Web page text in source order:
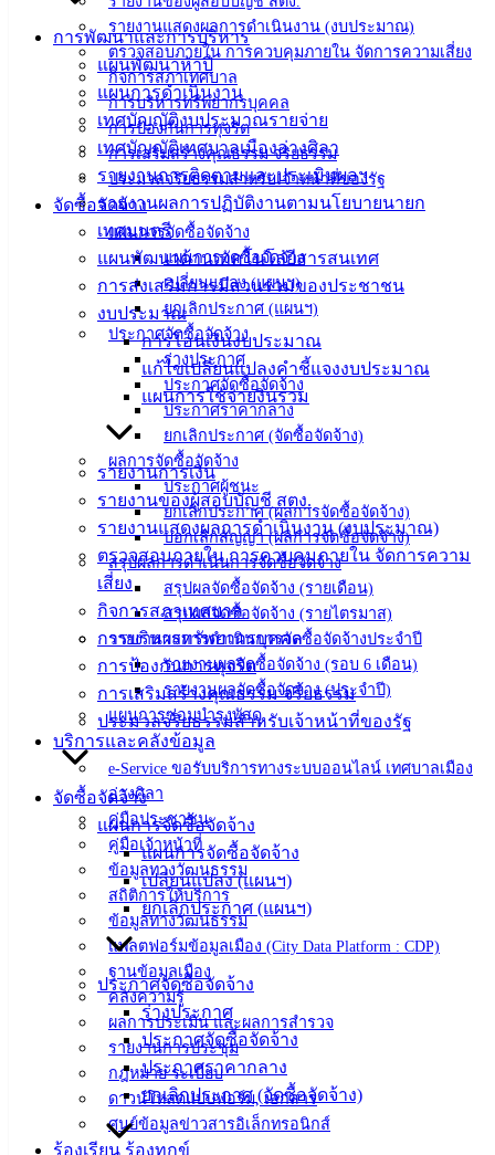
รายงานแสดงผลการดำเนินงาน (งบประมาณ)
ตรวจสอบภายใน การควบคุมภายใน จัดการความเสี่ยง
กิจการสภาเทศบาล
การบริหารทรัพยากรบุคคล
การป้องกันการทุจริต
การเสริมสร้างคุณธรรม จริยธรรม
ประมวลจริยธรรมสำหรับเจ้าหน้าที่ของรัฐ
จัดซื้อจัดจ้าง
แผนการจัดซื้อจัดจ้าง
แผนการจัดซื้อจัดจ้าง
เปลี่ยนแปลง (แผนฯ)
ยกเลิกประกาศ (แผนฯ)
ประกาศจัดซื้อจัดจ้าง
ร่างประกาศ
ประกาศจัดซื้อจัดจ้าง
ประกาศราคากลาง
ยกเลิกประกาศ (จัดซื้อจัดจ้าง)
ผลการจัดซื้อจัดจ้าง
ประกาศผู้ชนะ
ยกเลิกประกาศ (ผลการจัดซื้อจัดจ้าง)
บอกเลิกสัญญา (ผลการจัดซื้อจัดจ้าง)
สรุปผลการดำเนินการจัดซื้อจัดจ้าง
สรุปผลจัดซื้อจัดจ้าง (รายเดือน)
สรุปผลจัดซื้อจัดจ้าง (รายไตรมาส)
รายงานผลการดำเนินการจัดซื้อจัดจ้างประจำปี
รายงานผลจัดซื้อจัดจ้าง (รอบ 6 เดือน)
รายงานผลจัดซื้อจัดจ้าง (ประจำปี)
แผนการซ่อมบำรุงพัสดุ
บริการและคลังข้อมูล
e-Service ขอรับบริการทางระบบออนไลน์ เทศบาลเมือง
อ่างศิลา
คู่มือประชาชน
คู่มือเจ้าหน้าที่
ข้อมูลทางวัฒนธรรม
สถิติการให้บริการ
ข้อมูลทางวัฒนธรรม
แพลตฟอร์มข้อมูลเมือง (City Data Platform : CDP)
ฐานข้อมูลเมือง
คลังความรู้
ผลการประเมิน และผลการสำรวจ
รายงานการประชุม
กฎหมาย ระเบียบ
ดาวน์โหลดแบบฟอร์ม, เอกสาร
ศูนย์ข้อมูลข่าวสารอิเล็กทรอนิกส์
ร้องเรียน ร้องทุกข์
การพัฒนาและการบริหาร
แผนพัฒนาห้าปี
แผนการดำเนินงาน
เทศบัญญัติงบประมาณรายจ่าย
เทศบัญญัติเทศบาลเมืองอ่างศิลา
รายงานการติดตามและประเมินผลฯ
รายงานผลการปฏิบัติงานตามนโยบายนายก
เทศมนตรี
แผนพัฒนาด้านเทคโนโลยีสารสนเทศ
การส่งเสริมการมีส่วนร่วมของประชาชน
งบประมาณ
การโอนเงินงบประมาณ
แก้ไขเปลี่ยนแปลงคำชี้แจงงบประมาณ
แผนการใช้จ่ายงินรวม
รายงานการเงิน
รายงานของผู้สอบบัญชี สตง.
รายงานแสดงผลการดำเนินงาน (งบประมาณ)
ตรวจสอบภายใน การควบคุมภายใน จัดการความ
เสี่ยง
กิจการสภาเทศบาล
การบริหารทรัพยากรบุคคล
การป้องกันการทุจริต
การเสริมสร้างคุณธรรม จริยธรรม
ประมวลจริยธรรมสำหรับเจ้าหน้าที่ของรัฐ
จัดซื้อจัดจ้าง
แผนการจัดซื้อจัดจ้าง
แผนการจัดซื้อจัดจ้าง
เปลี่ยนแปลง (แผนฯ)
ยกเลิกประกาศ (แผนฯ)
ประกาศจัดซื้อจัดจ้าง
ร่างประกาศ
ประกาศจัดซื้อจัดจ้าง
ประกาศราคากลาง
ยกเลิกประกาศ (จัดซื้อจัดจ้าง)
ข้อมูล
ข่าวสาร
อิเล็กทรอนิกส์
องค์
ความรู้
(Knowledge
Management)
ติดต่อ
เทศบาล
สายตรง
ผู้บริหาร
และ
หัวหน้า
ส่วน
ราชการ
เทศบาล
สงวนลิขสิทธิ์ © 2563 เทศบาลเมืองอ่างศิลา จังหวัดชลบุรี |
angsilacity.go.th | Powered byBuuscript